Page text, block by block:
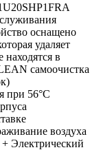
оснащено
удаляет
в
самоочистка
при 56°С
воздуха
Электрический